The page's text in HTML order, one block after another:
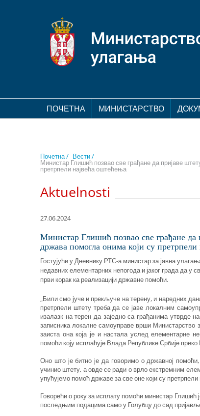
ПОЧЕТНА МИНИСТАРСТВО
Почетна / Вести /
Министар Глишић позвао све грађане да пријаве
претрпели највећа оштећења
Aktuelnosti
27.06.2024
Министар Глишић позвао све грађане да
држава помогла онима који су
Гостујући у Дневнику РТС-а министар за јавна
недавних елементарних непогода и јаког града да
први корак ка реализацији државне помоћи.
„Били смо јуче и прекључе на терену, и наредних
претрпели штету треба да се јаве локалним
изалазк на терен да заједно са грађанима утврде
записника локалне самоуправе врши Министарство
заиста она која је и настала услед елементарне
помоћи коју исплаћује Влада Републике Србије
Оно што је битно је да говоримо о државној
учинио штету, а овде се ради о врло екстремним
упућујемо помоћ државе за све оне који су
Говорећи о року за исплату помоћи министар Глишић
последњим подацима само у Голубцу до сад